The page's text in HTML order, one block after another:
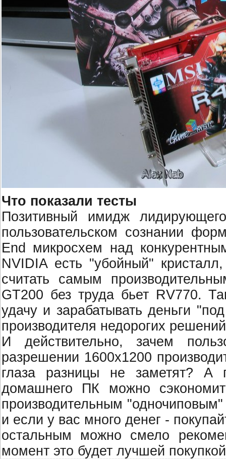
Что показали тесты
Позитивный имидж
пользовательском сознании
End микросхем над
NVIDIA есть "убойный"
считать самым
GT200 без труда бьет RV770.
удачу и зарабатывать деньги
производителя недорогих
И действительно, зачем
разрешении 1600x1200
глаза разницы не заметят? А
домашнего ПК можно
производительным
и если у вас много денег -
остальным можно смело
момент это будет лучшей